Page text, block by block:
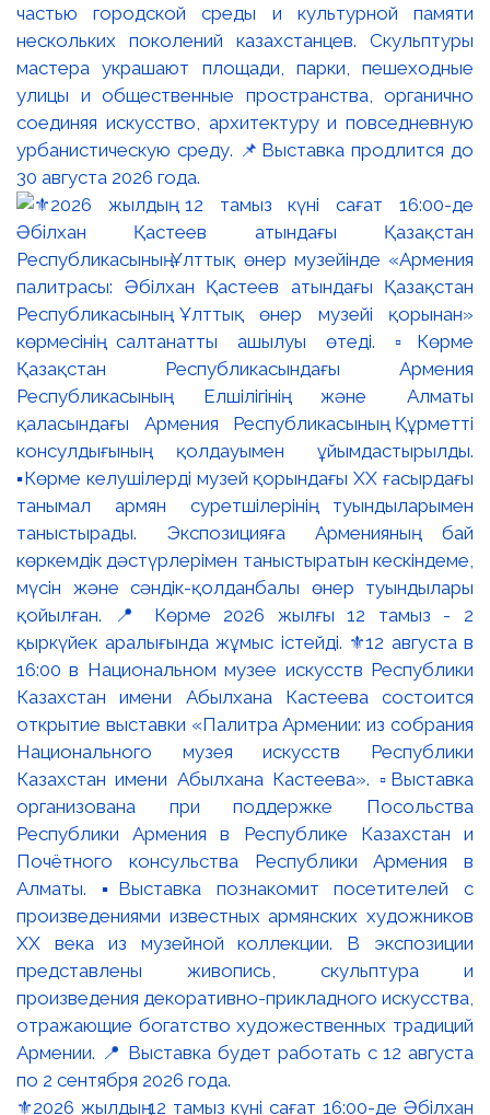
частью городской среды и культурной памяти
нескольких поколений казахстанцев. Скульптуры
мастера украшают площади, парки, пешеходные
улицы и общественные пространства, органично
соединяя искусство, архитектуру и повседневную
урбанистическую среду. 📌Выставка продлится до
30 августа 2026 года.
⚜️2026 жылдың 12 тамыз күні сағат 16:00-де Әбілхан